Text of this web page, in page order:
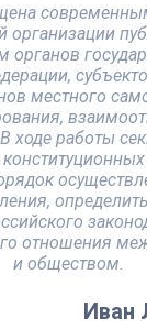
организации
органов
местного
ходе работы
отношения
и обществом.
Иван